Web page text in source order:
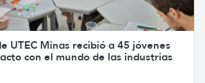
UTEC Minas recibió a 45 jóvenes
con el mundo de las industrias